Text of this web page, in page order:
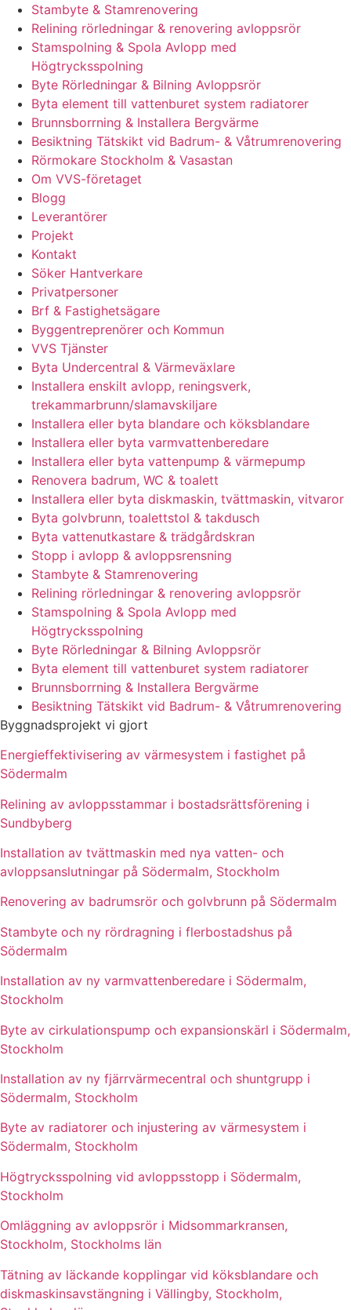
Stambyte & Stamrenovering
Relining rörledningar & renovering avloppsrör
Stamspolning & Spola Avlopp med
Högtrycksspolning
Byte Rörledningar & Bilning Avloppsrör
Byta element till vattenburet system radiatorer
Brunnsborrning & Installera Bergvärme
Besiktning Tätskikt vid Badrum- & Våtrumrenovering
Rörmokare Stockholm & Vasastan
Om VVS-företaget
Blogg
Leverantörer
Projekt
Kontakt
Söker Hantverkare
Privatpersoner
Brf & Fastighetsägare
Byggentreprenörer och Kommun
VVS Tjänster
Byta Undercentral & Värmeväxlare
Installera enskilt avlopp, reningsverk,
trekammarbrunn/slamavskiljare
Installera eller byta blandare och köksblandare
Installera eller byta varmvattenberedare
Installera eller byta vattenpump & värmepump
Renovera badrum, WC & toalett
Installera eller byta diskmaskin, tvättmaskin, vitvaror
Byta golvbrunn, toalettstol & takdusch
Byta vattenutkastare & trädgårdskran
Stopp i avlopp & avloppsrensning
Stambyte & Stamrenovering
Relining rörledningar & renovering avloppsrör
Stamspolning & Spola Avlopp med
Högtrycksspolning
Byte Rörledningar & Bilning Avloppsrör
Byta element till vattenburet system radiatorer
Brunnsborrning & Installera Bergvärme
Besiktning Tätskikt vid Badrum- & Våtrumrenovering
Byggnadsprojekt vi gjort
Energieffektivisering av värmesystem i fastighet på
Södermalm
Relining av avloppsstammar i bostadsrättsförening i
Sundbyberg
Installation av tvättmaskin med nya vatten- och
avloppsanslutningar på Södermalm, Stockholm
Renovering av badrumsrör och golvbrunn på Södermalm
Stambyte och ny rördragning i flerbostadshus på
Södermalm
Installation av ny varmvattenberedare i Södermalm,
Stockholm
Byte av cirkulationspump och expansionskärl i Södermalm,
Stockholm
Installation av ny fjärrvärmecentral och shuntgrupp i
Södermalm, Stockholm
Byte av radiatorer och injustering av värmesystem i
Södermalm, Stockholm
Högtrycksspolning vid avloppsstopp i Södermalm,
Stockholm
Omläggning av avloppsrör i Midsommarkransen,
Stockholm, Stockholms län
Tätning av läckande kopplingar vid köksblandare och
diskmaskinsavstängning i Vällingby, Stockholm,